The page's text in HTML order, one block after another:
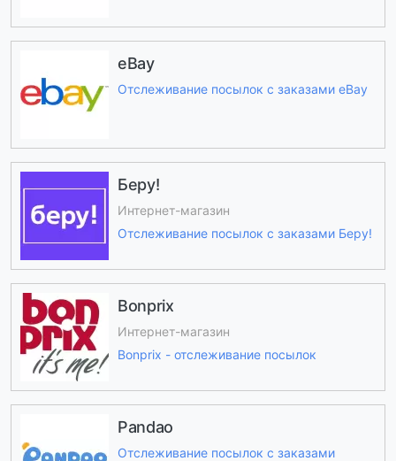
eBay
Отслеживание посылок с заказами eBay
Беру!
Интернет-магазин
Отслеживание посылок с заказами Беру!
Bonprix
Интернет-магазин
Bonprix - отслеживание посылок
Pandao
Отслеживание посылок с заказами